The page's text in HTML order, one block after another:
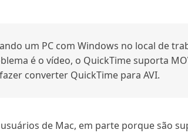
um PC com Windows no local de
é o vídeo, o QuickTime suporta
converter QuickTime para AVI.
de Mac, em parte porque são